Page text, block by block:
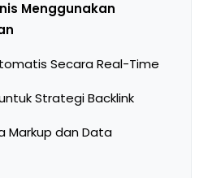
Menggunakan
Secara Real-Time
Strategi Backlink
Markup dan Data